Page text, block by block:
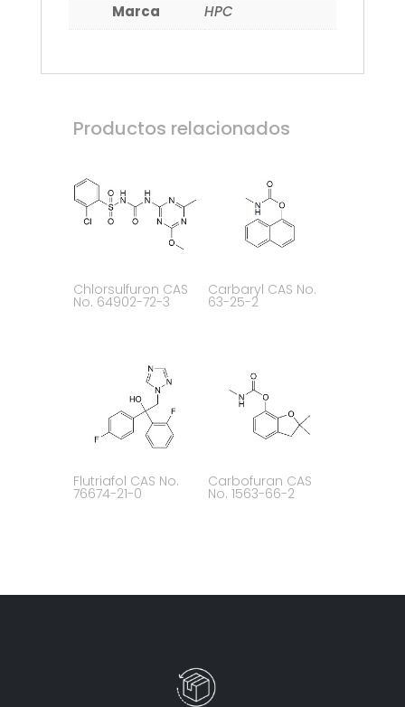
Marca
HPC
Productos relacionados
Chlorsulfuron CAS
No. 64902-72-3
Carbaryl CAS No.
63-25-2
Flutriafol CAS No.
76674-21-0
Carbofuran CAS
No. 1563-66-2